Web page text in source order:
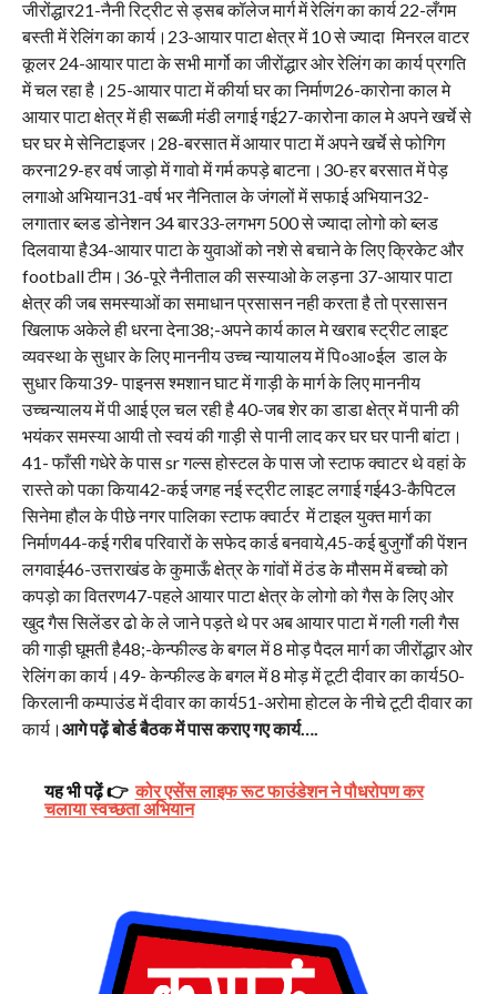
जीरोंद्धार21-नैनी रिट्रीट से ड्सब कॉलेज मार्ग में रेलिंग का कार्य 22-लँगम
बस्ती में रेलिंग का कार्य।23-आयार पाटा क्षेत्र में 10 से ज्यादा मिनरल वाटर
कूलर 24-आयार पाटा के सभी मार्गो का जीरोंद्धार ओर रेलिंग का कार्य प्रगति
में चल रहा है।25-आयार पाटा में कीर्या घर का निर्माण26-कारोना काल मे
आयार पाटा क्षेत्र में ही सब्ब्जी मंडी लगाई गई27-कारोना काल मे अपने खर्चे से
घर घर मे सेनिटाइजर।28-बरसात में आयार पाटा में अपने खर्चे से फोगिग
करना29-हर वर्ष जाड़ो में गावो में गर्म कपड़े बाटना।30-हर बरसात में पेड़
लगाओ अभियान31-वर्ष भर नैनिताल के जंगलों में सफाई अभियान32-
लगातार ब्लड डोनेशन 34 बार33-लगभग 500 से ज्यादा लोगो को ब्लड
दिलवाया है34-आयार पाटा के युवाओं को नशे से बचाने के लिए क्रिकेट और
football टीम।36-पूरे नैनीताल की सस्याओ के लड़ना 37-आयार पाटा
क्षेत्र की जब समस्याओं का समाधान प्रसासन नही करता है तो प्रसासन
खिलाफ अकेले ही धरना देना38;-अपने कार्य काल मे खराब स्ट्रीट लाइट
व्यवस्था के सुधार के लिए माननीय उच्च न्यायालय में पि०आ०ईल डाल के
सुधार किया39- पाइनस श्मशान घाट में गाड़ी के मार्ग के लिए माननीय
उच्चन्यालय में पी आई एल चल रही है 40-जब शेर का डाडा क्षेत्र में पानी की
भयंकर समस्या आयी तो स्वयं की गाड़ी से पानी लाद कर घर घर पानी बांटा।
41- फाँसी गधेरे के पास sr गल्स होस्टल के पास जो स्टाफ क्वाटर थे वहां के
रास्ते को पका किया42-कई जगह नई स्ट्रीट लाइट लगाई गई43-कैपिटल
सिनेमा हौल के पीछे नगर पालिका स्टाफ क्वार्टर में टाइल युक्त मार्ग का
निर्माण44-कई गरीब परिवारों के सफेद कार्ड बनवाये,45-कई बुजुर्गों की पेंशन
लगवाई46-उत्तराखंड के कुमाऊँ क्षेत्र के गांवों में ठंड के मौसम में बच्चो को
कपड़ो का वितरण47-पहले आयार पाटा क्षेत्र के लोगो को गैस के लिए ओर
खुद गैस सिलेंडर ढो के ले जाने पड़ते थे पर अब आयार पाटा में गली गली गैस
की गाड़ी घूमती है48;-केन्फील्ड के बगल में 8 मोड़ पैदल मार्ग का जीरोंद्धार ओर
रेलिंग का कार्य।49- केन्फील्ड के बगल में 8 मोड़ में टूटी दीवार का कार्य50-
किरलानी कम्पाउंड में दीवार का कार्य51-अरोमा होटल के नीचे टूटी दीवार का
कार्य। आगे पढ़ें बोर्ड बैठक में पास कराए गए कार्य….
यह भी पढ़ें 👉 कोर एसेंस लाइफ रूट फाउंडेशन ने पौधरोपण कर
चलाया स्वच्छता अभियान